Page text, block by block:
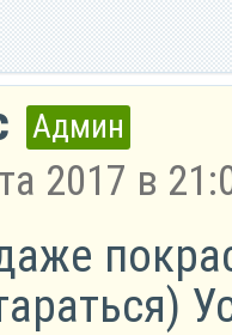
Админ
2017 в